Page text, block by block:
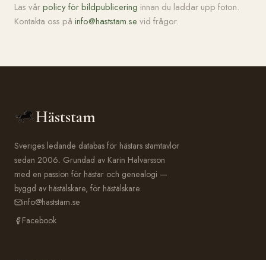
Läs vårpolicy för bildpublicering innan du laddar upp foton.
Kontakta oss på info@haststam.se vid frågor.
Häststam
Sveriges ledande databas för hästars stamtavlor
sedan 2006. Grundad av Karin Halvarsson
med en passion för hästar och genealogi —
byggd av hästälskare, för hästälskare.
info@haststam.se
Facebook